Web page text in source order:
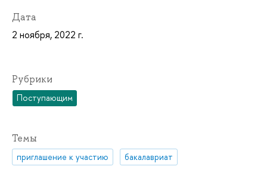
Дата
2 ноября, 2022 г.
Рубрики
Поступающим
Темы
приглашение к участию бакалавриат